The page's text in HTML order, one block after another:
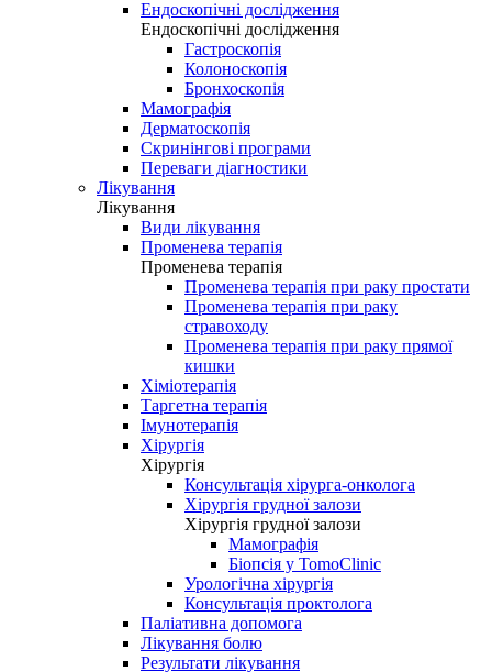
Ендоскопічні дослідження
Ендоскопічні дослідження
Гастроскопія
Колоноскопія
Бронхоскопія
Мамографія
Дерматоскопія
Скринінгові програми
Переваги діагностики
Лікування
Лікування
Види лікування
Променева терапія
Променева терапія
Променева терапія при раку простати
Променева терапія при раку
стравоходу
Променева терапія при раку прямої
кишки
Хіміотерапія
Таргетна терапія
Імунотерапія
Хірургія
Хірургія
Консультація хірурга-онколога
Хірургія грудної залози
Хірургія грудної залози
Мамографія
Біопсія у TomoClinic
Урологічна хірургія
Консультація проктолога
Паліативна допомога
Лікування болю
Результати лікування